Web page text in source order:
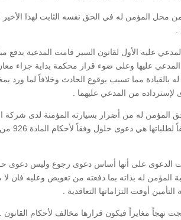
محل المؤمن له في الحق نفسه الثابت لهذا
عليها وعلى ضوء قرار محكمة بداية جزاء
بالقيادة مما تسبب بوقوع الحادث وخلافاً لما
من المدعي عليهما .
المؤمن له من أضرار بسيارته المؤمنة لدى شركة
الدعوى على أنها أساس دعوى رجوع وليس دعوى
أوفت التزاماتها التعاقدية .
نهجاً مغايراً فيكون قرارها مخالف لأحكام القانون .